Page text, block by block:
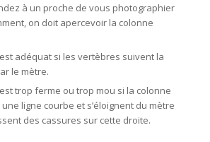
à un proche de vous photographier
on doit apercevoir la colonne
adéquat si les vertèbres suivent la
le mètre.
trop ferme ou trop mou si la colonne
ligne courbe et s’éloignent du mètre
des cassures sur cette droite.